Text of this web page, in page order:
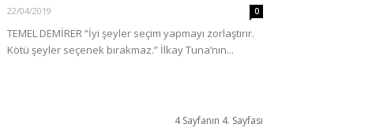
22/04/2019 0
TEMEL DEMİRER “İyi şeyler seçim yapmayı zorlaştırır.
Kötü şeyler seçenek bırakmaz.” İlkay Tuna’nın...
4 Sayfanın 4. Sayfası